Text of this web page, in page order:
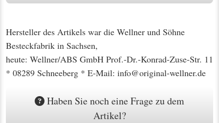
Hersteller des Artikels war die Wellner und Söhne
Besteckfabrik in Sachsen,
heute: Wellner/ABS GmbH Prof.-Dr.-Konrad-Zuse-Str. 11
* 08289 Schneeberg * E-Mail: info@original-wellner.de
Haben Sie noch eine Frage zu dem
Artikel?